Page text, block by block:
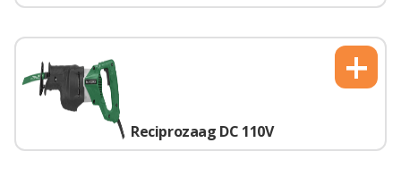
Reciprozaag DC 110V
+